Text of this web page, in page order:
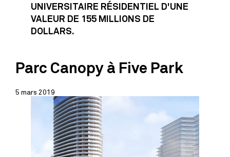
UNIVERSITAIRE RÉSIDENTIEL D'UNE
VALEUR DE 155 MILLIONS DE
DOLLARS.
Parc Canopy à Five Park
5 mars 2019